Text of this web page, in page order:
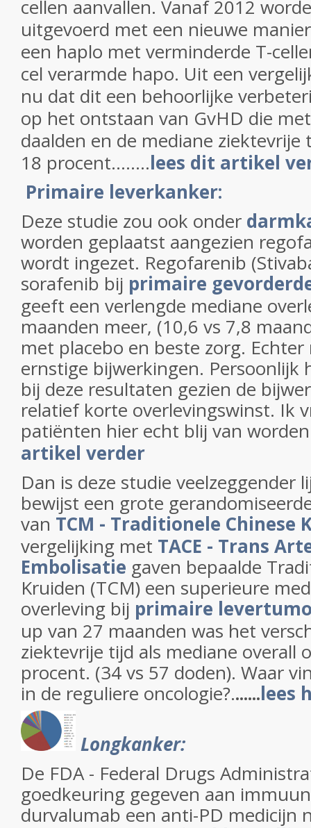
cellen aanvallen. Vanaf 2012
uitgevoerd met een nieuwe
een haplo met verminderde T-
cel verarmde hapo. Uit een
nu dat dit een behoorlijke
op het ontstaan van GvHD die
daalden en de mediane
18 procent........lees dit artikel
Primaire leverkanker:
Deze studie zou ook onder
worden geplaatst aangezien
wordt ingezet. Regofarenib
sorafenib bij primaire
geeft een verlengde mediane
maanden meer, (10,6 vs 7,8
met placebo en beste zorg.
ernstige bijwerkingen. Persoonlijk
bij deze resultaten gezien de
relatief korte overlevingswinst. Ik
patiënten hier echt blij van
artikel verder
Dan is deze studie veelzeggender
bewijst een grote
van TCM - Traditionele Chinese
vergelijking met TACE - Trans
Embolisatie gaven bepaalde
Kruiden (TCM) een superieure
overleving bij primaire
up van 27 maanden was het
ziektevrije tijd als mediane overall
procent. (34 vs 57 doden). Waar
in de reguliere oncologie?.......lees
Longkanker:
De FDA - Federal Drugs
goedkeuring gegeven aan
durvalumab een anti-PD medicijn